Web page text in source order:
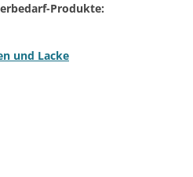
Produkte:
und Lacke